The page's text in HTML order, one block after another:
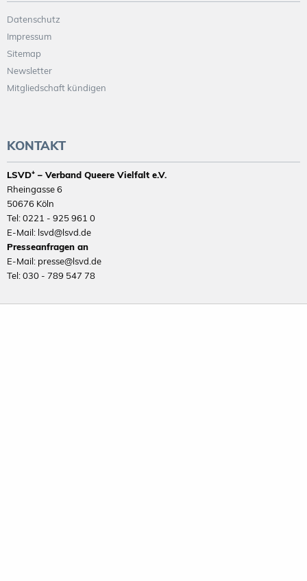
Datenschutz
Impressum
Sitemap
Newsletter
Mitgliedschaft kündigen
KONTAKT
LSVD⁺ – Verband Queere Vielfalt e.V.
Rheingasse 6
50676 Köln
Tel: 0221 - 925 961 0
E-Mail: lsvd@lsvd.de
Presseanfragen an
E-Mail: presse@lsvd.de
Tel: 030 - 789 547 78